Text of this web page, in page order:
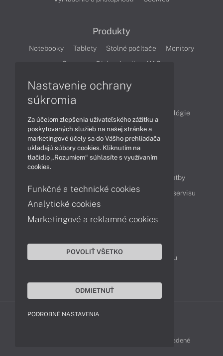
Produkty
Notebooky Tablety Stolné počítače
Monitory
Servery
Diskové polia a NAS
Technológie
Videá
Obsah
Možnosti doručenia a platby
Podpora a servis
Servisné služby Cenník servisu
Kontakty
043 4224 771
Obchodné oddelenie
Reklamácia tovaru
FUJITSU-SHOP © 2011 - 2026 Všetky práva vyhradené
Nastavenie ochrany
súkromia
Za účelom zlepšenia užívateľského zážitku a
poskytovaných služieb na našej stránke a
marketingové účely sa do Vášho prehliadača
ukladajú súbory cookies. Kliknutím na
tlačidlo „Rozumiem“ súhlasíte s využívaním
cookies.
Funkčné a technické cookies
Analytické cookies
Marketingové a reklamné cookies
POVOLIŤ VŠETKO
ODMIETNUŤ
PODROBNÉ NASTAVENIA